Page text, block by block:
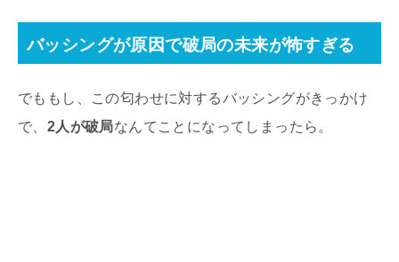
バッシングが原因で破局の未来が怖すぎる
でももし、この匂わせに対するバッシングがきっかけ
で、 2人が破局なんてことになってしまったら。